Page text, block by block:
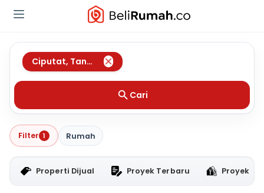
Ciputat, Tangerang Selatan
Cari
Filter 1 Rumah
Properti Dijual Proyek Terbaru Proyek